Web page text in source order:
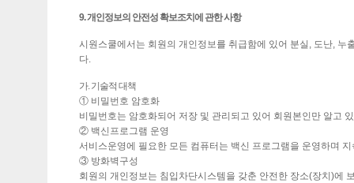
9. 개인정보의 안전성 확보조치에 관한 사항
시원스쿨에서는 회원의 개인정보를 취급함에 있어 분실, 도난,
다.
가. 기술적 대책
① 비밀번호 암호화
비밀번호는 암호화되어 저장 및 관리되고 있어 회원본인만 알고
② 백신프로그램 운영
서비스운영에 필요한 모든 컴퓨터는 백신 프로그램을 운영하며
③ 방화벽구성
회원의 개인정보는 침입차단시스템을 갖춘 안전한 장소(장치)에